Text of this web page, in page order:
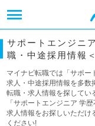
サポートエンジニ
職・中途採用情報
マイナビ転職では「サポー
求人・中途採用情報を多数
転職・求人情報を探してい
「サポートエンジニア 学
求人情報をお探しいただけ
ください!